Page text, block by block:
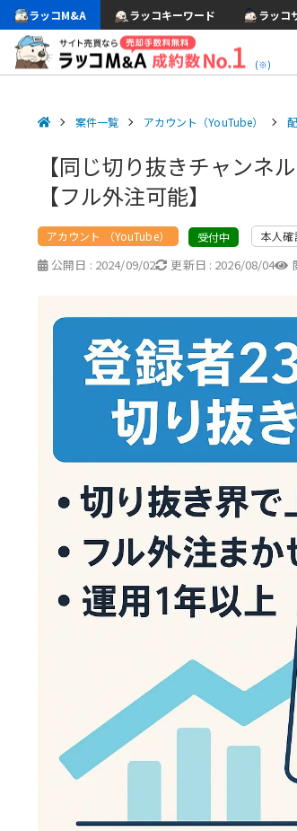
ラッコM&A ラッコキーワード ラッコ
(※)
案件一覧 アカウント（YouTube）
【同じ切り抜きチャンネ
【フル外注可能】
アカウント （YouTube） 受付中 本人確
公開日 : 2024/09/02 更新日 : 2026/08/04